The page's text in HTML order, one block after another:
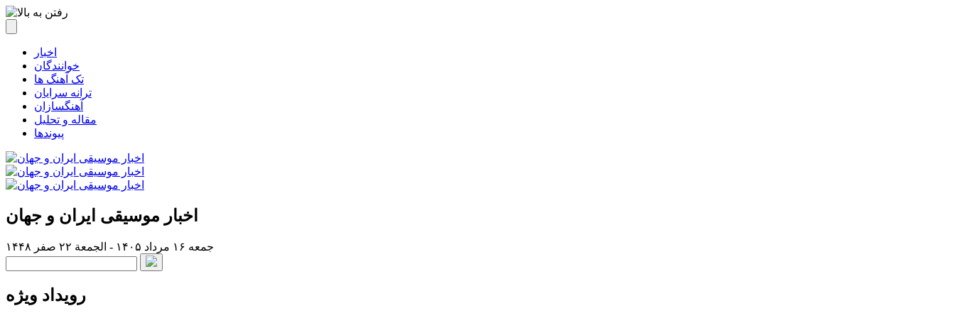
اخبار
خوانندگان
تک آهنگ ها
ترانه سرایان
آهنگسازان
مقاله و تحلیل
پیوندها
اخبار موسیقی ایران و جهان
جمعه ۱۶ مرداد ۱۴۰۵ - الجمعة ۲۲ صفر ۱۴۴۸
رویداد ویژه